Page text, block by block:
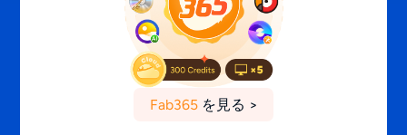
Fab365を見る >